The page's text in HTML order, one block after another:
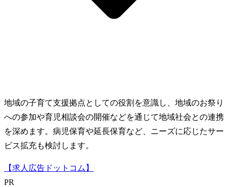
地域の子育て支援拠点としての役割を意識し、地域のお祭り
への参加や育児相談会の開催などを通じて地域社会との連携
を深めます。病児保育や延長保育など、ニーズに応じたサー
ビス拡充も検討します。
【求人広告ドットコム】
PR